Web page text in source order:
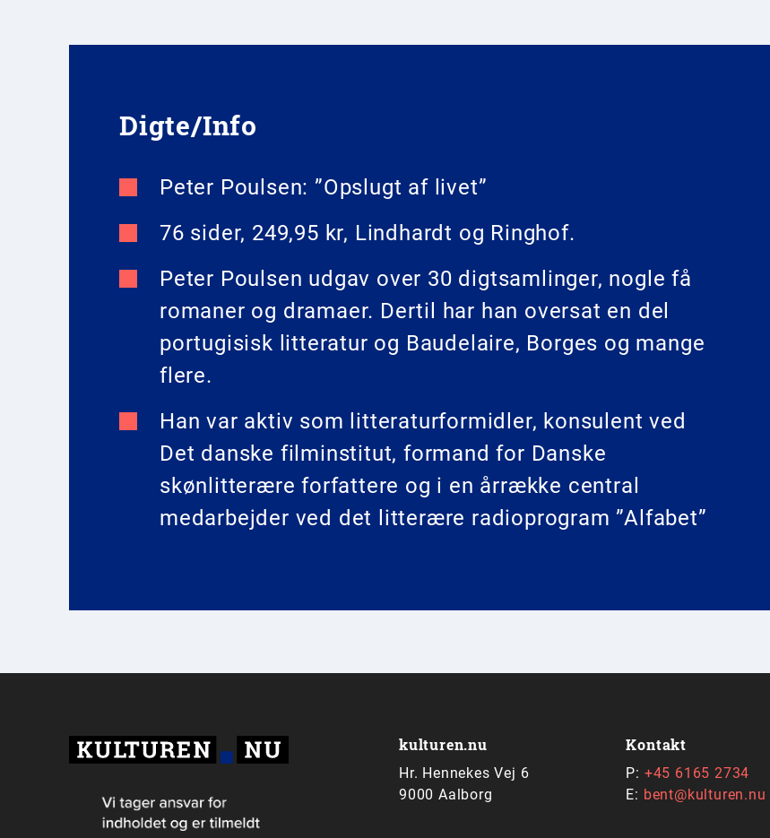
Digte/Info
Peter Poulsen: ”Opslugt af livet”
76 sider, 249,95 kr, Lindhardt og Ringhof.
Peter Poulsen udgav over 30 digtsamlinger, nogle få
romaner og dramaer. Dertil har han oversat en del
portugisisk litteratur og Baudelaire, Borges og mange
flere.
Han var aktiv som litteraturformidler, konsulent ved
Det danske filminstitut, formand for Danske
skønlitterære forfattere og i en årrække central
medarbejder ved det litterære radioprogram ”Alfabet”
kulturen.nu
Hr. Hennekes Vej 6
9000 Aalborg
Kontakt
P: +45 6165 2734
E: bent@kulturen.nu